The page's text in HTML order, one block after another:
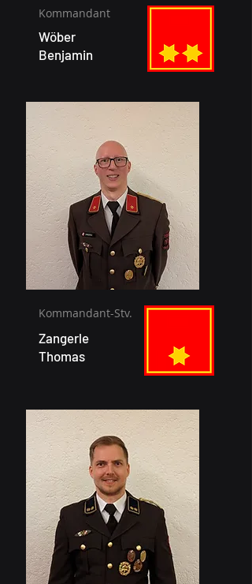
Kommandant
Wöber
Benjamin
Kommandant-Stv.
Zangerle
Thomas